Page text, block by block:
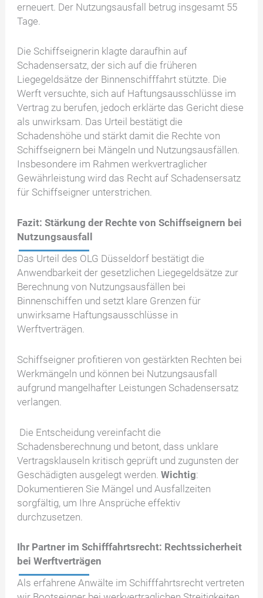
erneuert. Der Nutzungsausfall betrug insgesamt 55
Tage.
Die Schiffseignerin klagte daraufhin auf
Schadensersatz, der sich auf die früheren
Liegegeldsätze der Binnenschifffahrt stützte. Die
Werft versuchte, sich auf Haftungsausschlüsse im
Vertrag zu berufen, jedoch erklärte das Gericht diese
als unwirksam. Das Urteil bestätigt die
Schadenshöhe und stärkt damit die Rechte von
Schiffseignern bei Mängeln und Nutzungsausfällen.
Insbesondere im Rahmen werkvertraglicher
Gewährleistung wird das Recht auf Schadensersatz
für Schiffseigner unterstrichen.
Fazit: Stärkung der Rechte von Schiffseignern bei
Nutzungsausfall
Das Urteil des OLG Düsseldorf bestätigt die
Anwendbarkeit der gesetzlichen Liegegeldsätze zur
Berechnung von Nutzungsausfällen bei
Binnenschiffen und setzt klare Grenzen für
unwirksame Haftungsausschlüsse in
Werftverträgen.
Schiffseigner profitieren von gestärkten Rechten bei
Werkmängeln und können bei Nutzungsausfall
aufgrund mangelhafter Leistungen Schadensersatz
verlangen.
Die Entscheidung vereinfacht die
Schadensberechnung und betont, dass unklare
Vertragsklauseln kritisch geprüft und zugunsten der
Geschädigten ausgelegt werden.Wichtig:
Dokumentieren Sie Mängel und Ausfallzeiten
sorgfältig, um Ihre Ansprüche effektiv
durchzusetzen.
Ihr Partner im Schifffahrtsrecht: Rechtssicherheit
bei Werftverträgen
Als erfahrene Anwälte im Schifffahrtsrecht vertreten